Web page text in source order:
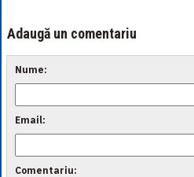
Adaugă un comentariu
Nume:
Email:
Comentariu: